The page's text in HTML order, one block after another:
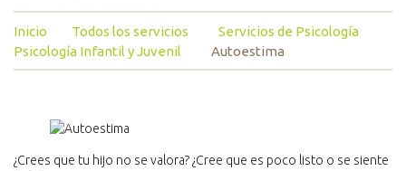
Inicio Todos los servicios
Servicios de Psicología
Psicología Infantil y Juvenil
Autoestima
¿Crees que tu hijo no se valora? ¿Cree que es poco listo o se siente